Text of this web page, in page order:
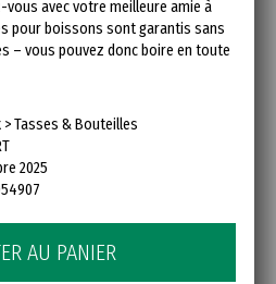
avec votre meilleure amie à
pour boissons sont garantis sans
– vous pouvez donc boire en toute
> Tasses & Bouteilles
2025
AU PANIER